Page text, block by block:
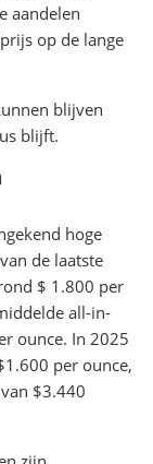
aandelen
op de lange
blijven
blijft.
hoge
de laatste
$ 1.800 per
all-in-
ounce. In 2025
per ounce,
$3.440